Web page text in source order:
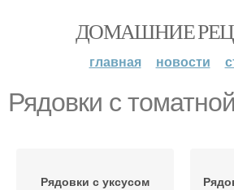
ДОМАШНИЕ
главная новости
Рядовки с
Рядовки с уксусом